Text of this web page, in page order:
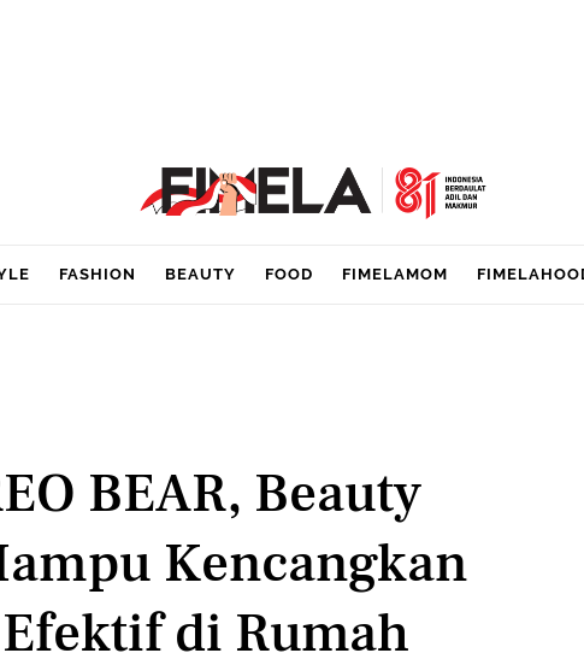
FASHION BEAUTY FOOD FIMELAMOM
BEAR, Beauty
Kencangkan
di Rumah